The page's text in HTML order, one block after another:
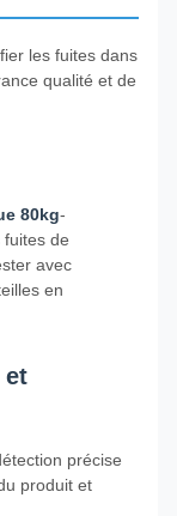
les fuites dans
qualité et de
80kg-
de
avec
en
et
précise
produit et